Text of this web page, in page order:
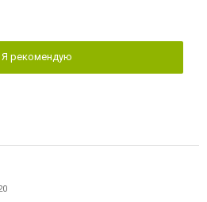
Я рекомендую